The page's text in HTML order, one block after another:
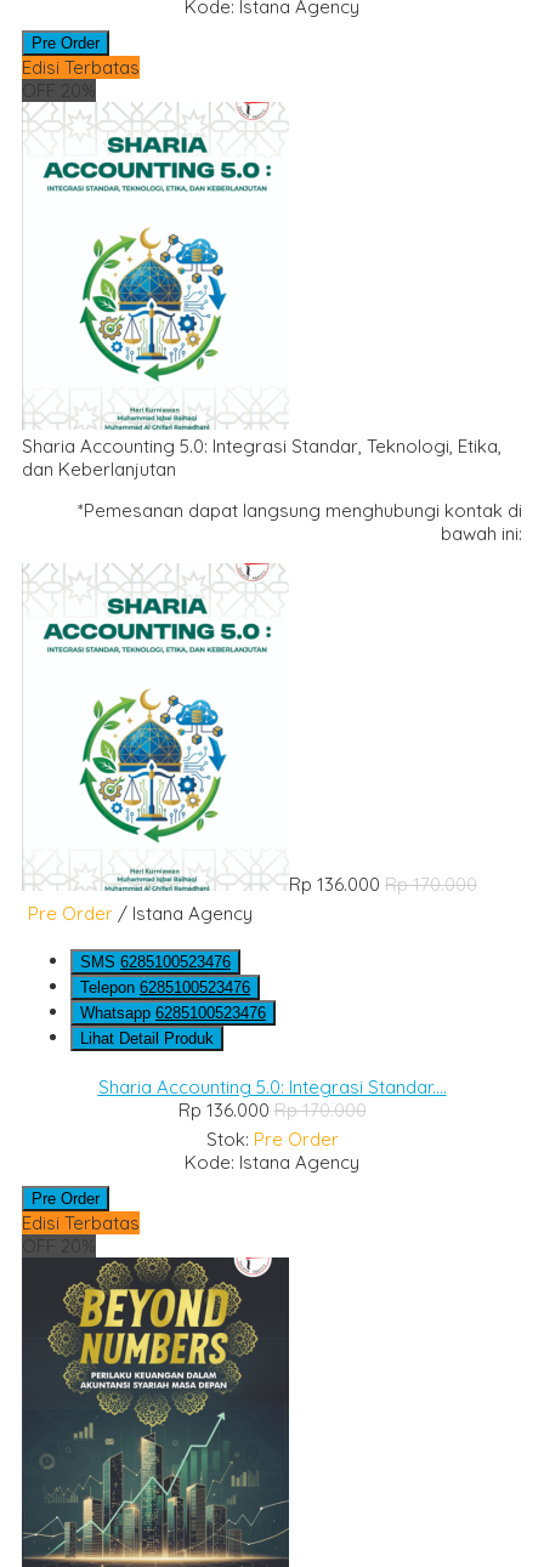
Kode: Istana Agency
Pre Order
Edisi Terbatas
OFF 20%
Sharia Accounting 5.0: Integrasi Standar, Teknologi, Etika,
dan Keberlanjutan
*Pemesanan dapat langsung menghubungi kontak di
bawah ini:
Rp 136.000 Rp 170.000
Pre Order / Istana Agency
SMS 6285100523476
Telepon 6285100523476
Whatsapp 6285100523476
Lihat Detail Produk
Sharia Accounting 5.0: Integrasi Standar....
Rp 136.000Rp 170.000
Stok: Pre Order
Kode: Istana Agency
Pre Order
Edisi Terbatas
OFF 20%